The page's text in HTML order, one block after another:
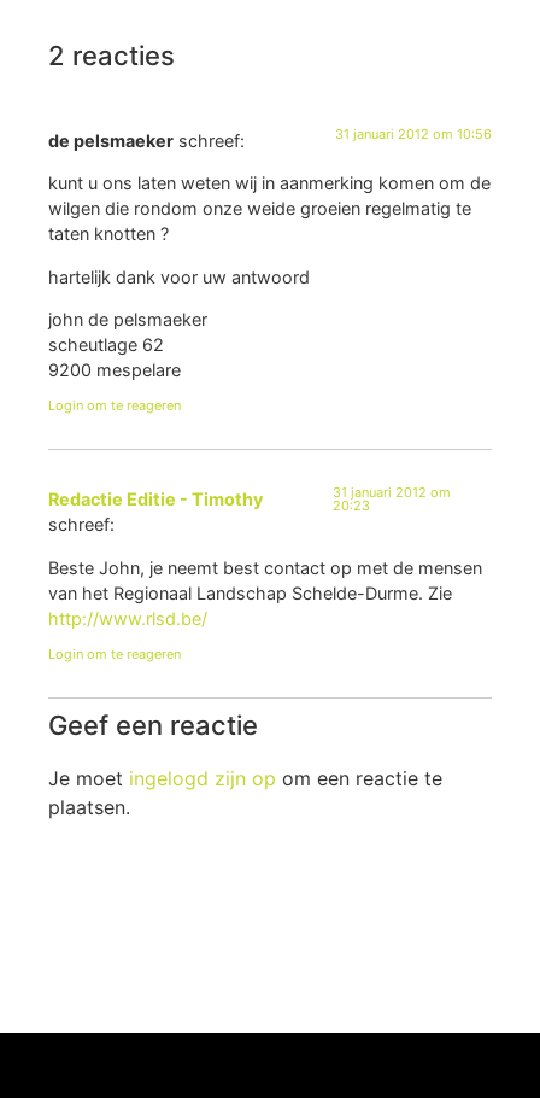
2 reacties
de pelsmaeker schreef: 31 januari 2012 om 10:56
kunt u ons laten weten wij in aanmerking komen om de
wilgen die rondom onze weide groeien regelmatig te
taten knotten ?
hartelijk dank voor uw antwoord
john de pelsmaeker
scheutlage 62
9200 mespelare
Login om te reageren
Redactie Editie - Timothy
schreef:
31 januari 2012 om
20:23
Beste John, je neemt best contact op met de mensen
van het Regionaal Landschap Schelde-Durme. Zie
http://www.rlsd.be/
Login om te reageren
Geef een reactie
Je moet ingelogd zijn op om een reactie te
plaatsen.